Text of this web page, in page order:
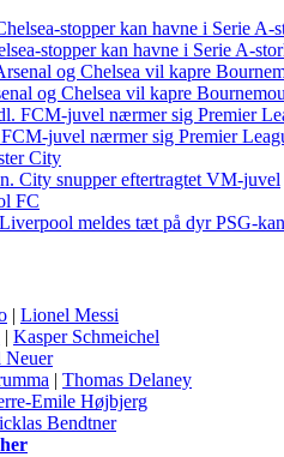
stopper kan havne i Serie A-
og Chelsea vil kapre
juvel nærmer sig Premier
City snupper eftertragtet VM-juvel
meldes tæt på dyr PSG-
| Lionel Messi
| Kasper Schmeichel
Neuer
| Thomas Delaney
Emile Højbjerg
Bendtner